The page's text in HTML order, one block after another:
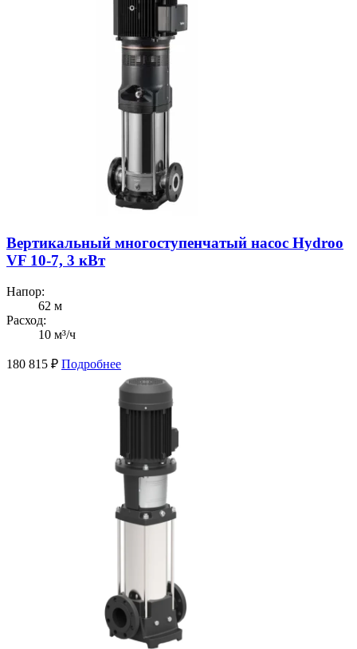
Вертикальный многоступенчатый насос Hydroo
VF 10-7, 3 кВт
Напор:
62 м
Расход:
10 м³/ч
180 815 ₽ Подробнее